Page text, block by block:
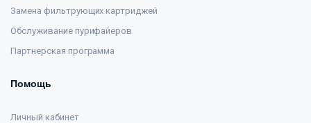
Замена фильтрующих картриджей
Обслуживание пурифайеров
Партнерская программа
Помощь
Личный кабинет